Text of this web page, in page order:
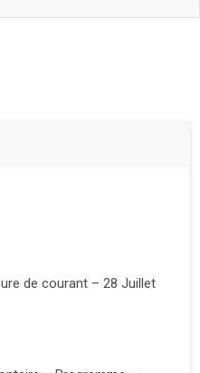
de courant – 28 Juillet